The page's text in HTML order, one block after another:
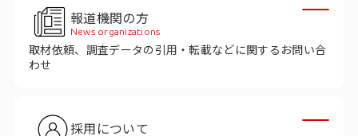
市場・顧客理解に関する課題
戦略設計に関する課題
施策実行に関する課題
報道機関の方
News organizations
取材依頼、調査データの引用・転載などに関するお問い合
わせ
採用について